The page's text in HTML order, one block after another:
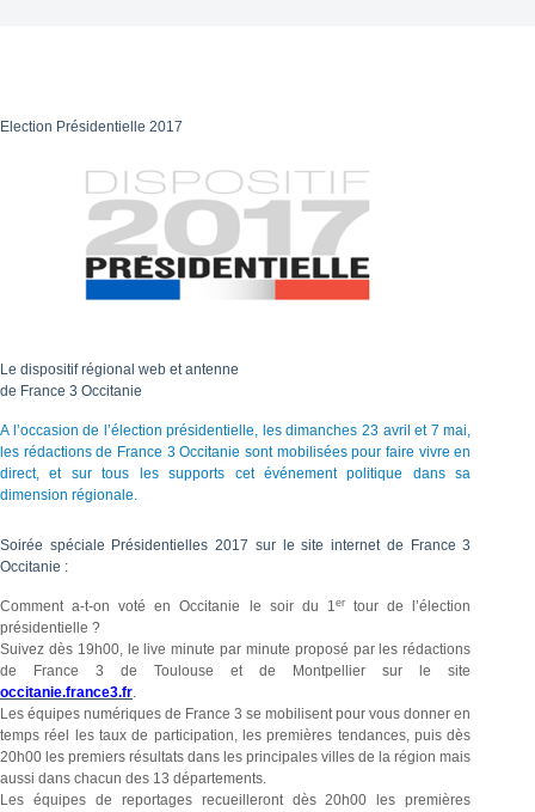
Election Présidentielle 2017
Le dispositif régional web et antenne
de France 3 Occitanie
A l’occasion de l’élection présidentielle, les dimanches 23 avril et 7 mai,
les rédactions de France 3 Occitanie sont mobilisées pour faire vivre en
direct, et sur tous les supports cet événement politique dans sa
dimension régionale.
Soirée spéciale Présidentielles 2017 sur le site internet de France 3
Occitanie :
Comment a-t-on voté en Occitanie le soir du 1ertour de l’élection
présidentielle ?
Suivez dès 19h00, le live minute par minute proposé par les rédactions
de France 3 de Toulouse et de Montpellier sur le site
occitanie.france3.fr.
Les équipes numériques de France 3 se mobilisent pour vous donner en
temps réel les taux de participation, les premières tendances, puis dès
20h00 les premiers résultats dans les principales villes de la région mais
aussi dans chacun des 13 départements.
Les équipes de reportages recueilleront dès 20h00 les premières